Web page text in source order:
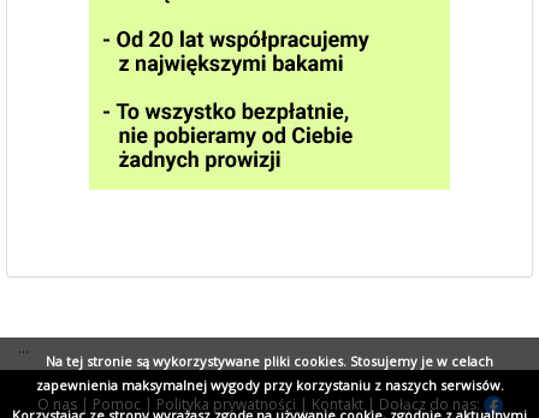
...
O nas| Pomoc | Polityka prywatności | Kontakt| Dołącz do nas:
Na tej stronie są wykorzystywane pliki cookies. Stosujemy je w celach
zapewnienia maksymalnej wygody przy korzystaniu z naszych serwisów.